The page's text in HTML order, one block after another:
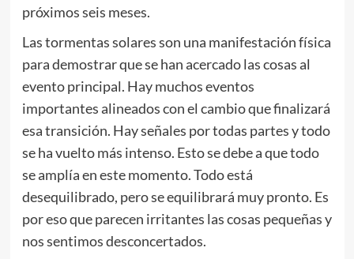
próximos seis meses.
Las tormentas solares son una manifestación física
para demostrar que se han acercado las cosas al
evento principal. Hay muchos eventos
importantes alineados con el cambio que finalizará
esa transición. Hay señales por todas partes y todo
se ha vuelto más intenso. Esto se debe a que todo
se amplía en este momento. Todo está
desequilibrado, pero se equilibrará muy pronto. Es
por eso que parecen irritantes las cosas pequeñas y
nos sentimos desconcertados.